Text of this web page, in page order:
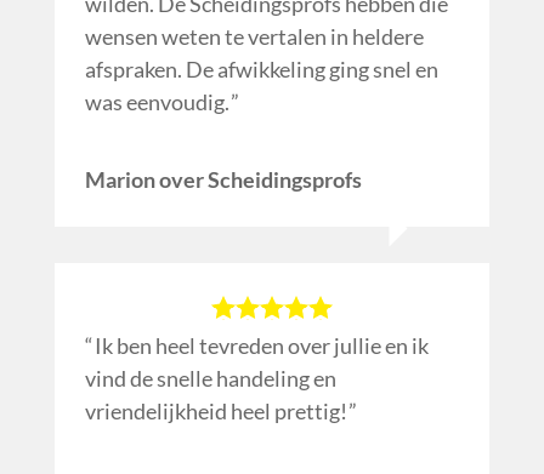
wensen weten te vertalen in heldere
afspraken. De afwikkeling ging snel en
was eenvoudig.
Marion over Scheidingsprofs
Ik ben heel tevreden over jullie en ik
vind de snelle handeling en
vriendelijkheid heel prettig!